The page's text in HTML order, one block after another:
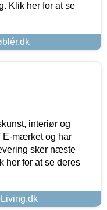
Klik her for at se
interiør og
E-mærket og har
sker næste
her for at se deres